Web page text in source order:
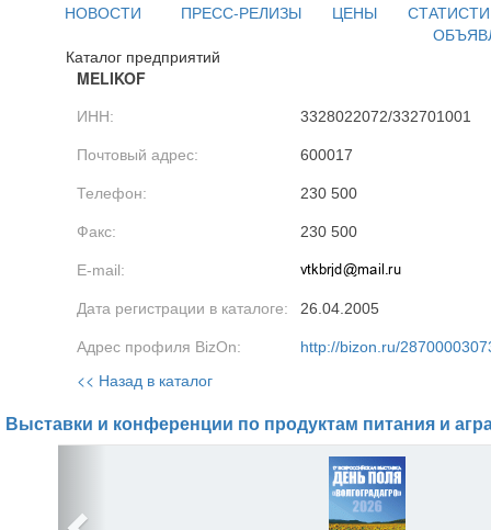
НОВОСТИ ПРЕСС-РЕЛИЗЫ ЦЕНЫ
Каталог предприятий
MELIKOF
ИНН: 3328022072/332701001
Почтовый адрес: 600017
Телефон: 230 500
Факс: 230 500
E-mail:
Дата регистрации в каталоге: 26.04.2005
Адрес профиля BizOn: http://bizon.ru/
<< Назад в каталог
Выставки и конференции по продуктам питания и